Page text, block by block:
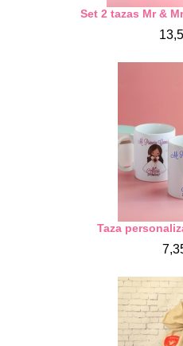
Set 2 tazas Mr &
Taza